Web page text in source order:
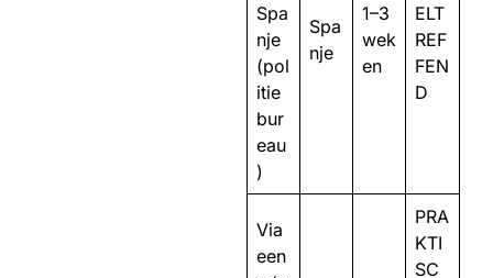
Spa
nje
(pol
itie
bur
eau
)
Spa
nje
1–3
wek
en
ELT
REF
FEN
D
Via
een
PRA
KTI
SC